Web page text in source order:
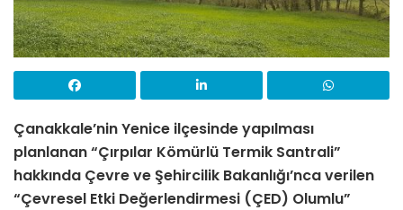
Çanakkale’nin Yenice ilçesinde yapılması
planlanan “Çırpılar Kömürlü Termik Santrali”
hakkında Çevre ve Şehircilik Bakanlığı’nca verilen
“Çevresel Etki Değerlendirmesi (ÇED) Olumlu”